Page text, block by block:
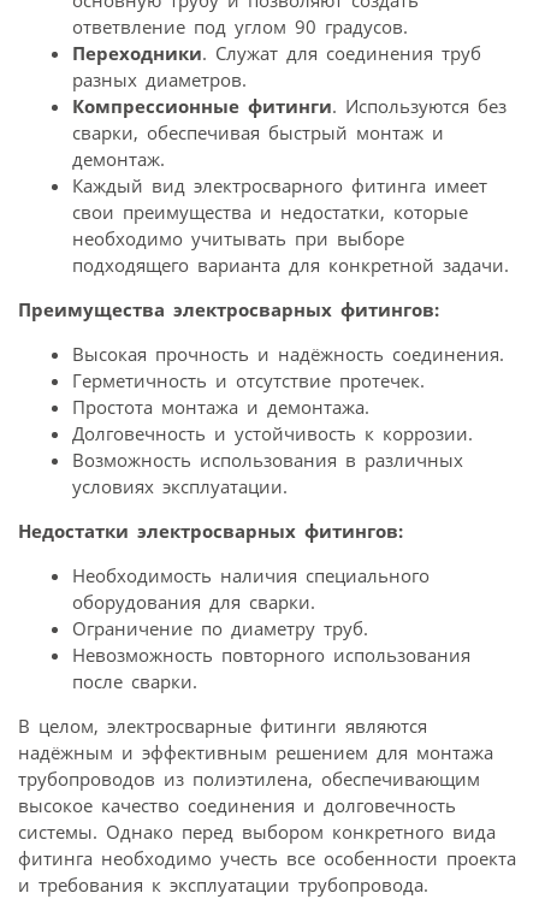
ответвление под углом 90 градусов.
Переходники. Служат для соединения труб
разных диаметров.
Компрессионные фитинги. Используются без
сварки, обеспечивая быстрый монтаж и
демонтаж.
Каждый вид электросварного фитинга имеет
свои преимущества и недостатки, которые
необходимо учитывать при выборе
подходящего варианта для конкретной задачи.
Преимущества электросварных фитингов:
Высокая прочность и надёжность соединения.
Герметичность и отсутствие протечек.
Простота монтажа и демонтажа.
Долговечность и устойчивость к коррозии.
Возможность использования в различных
условиях эксплуатации.
Недостатки электросварных фитингов:
Необходимость наличия специального
оборудования для сварки.
Ограничение по диаметру труб.
Невозможность повторного использования
после сварки.
В целом, электросварные фитинги являются
надёжным и эффективным решением для монтажа
трубопроводов из полиэтилена, обеспечивающим
высокое качество соединения и долговечность
системы. Однако перед выбором конкретного вида
фитинга необходимо учесть все особенности проекта
и требования к эксплуатации трубопровода.